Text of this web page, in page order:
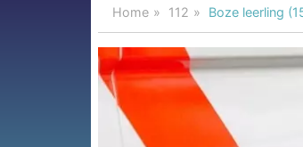
Home 112 Boze leerling